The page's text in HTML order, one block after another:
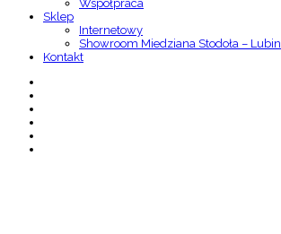
Współpraca
Sklep
Internetowy
Showroom Miedziana Stodoła – Lubin
Kontakt